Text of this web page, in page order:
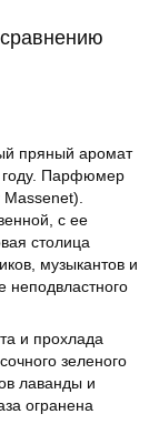
пряный аромат
Парфюмер
с ее
столица
музыкантов и
неподвластного
и прохлада
зеленого
лаванды и
огранена